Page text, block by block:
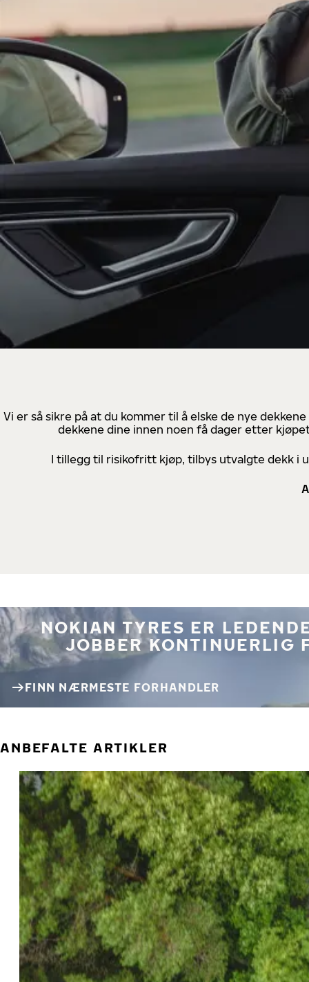
Vi er så sikre på at du kommer til å elske de nye
dekkene dine innen noen få dager etter
I tillegg til risikofritt kjøp, tilbys utvalgte dekk i
NOKIAN TYRES ER
JOBBER KONTINUERLIG
FINN NÆRMESTE FORHANDLER
ANBEFALTE ARTIKLER